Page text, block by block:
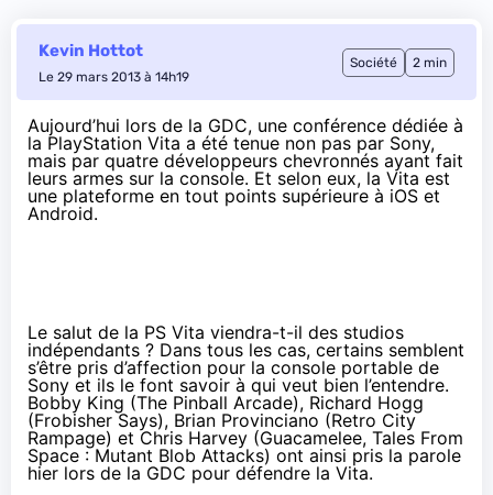
Kevin Hottot
Le 29 mars 2013 à 14h19
Société 2 min
Aujourd’hui lors de la GDC, une conférence dédiée à
la PlayStation Vita a été tenue non pas par Sony,
mais par quatre développeurs chevronnés ayant fait
leurs armes sur la console. Et selon eux, la Vita est
une plateforme en tout points supérieure à iOS et
Android.
Le salut de la PS Vita viendra-t-il des studios
indépendants ? Dans tous les cas, certains semblent
s’être pris d’affection pour la console portable de
Sony et ils le font savoir à qui veut bien l’entendre.
Bobby King (The Pinball Arcade), Richard Hogg
(Frobisher Says), Brian Provinciano (Retro City
Rampage) et Chris Harvey (Guacamelee, Tales From
Space : Mutant Blob Attacks) ont ainsi pris la parole
hier lors de la GDC pour défendre la Vita.